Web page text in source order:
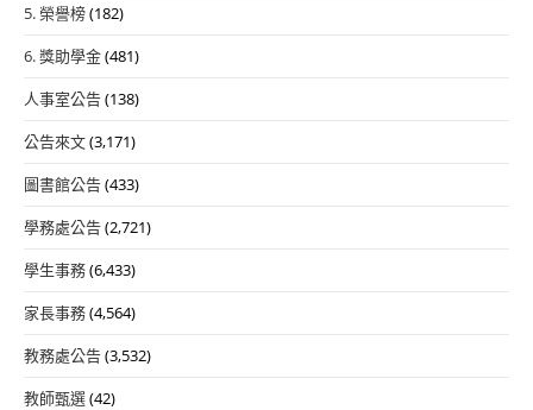
5. 榮譽榜(182)
6. 獎助學金(481)
人事室公告(138)
公告來文(3,171)
圖書館公告(433)
學務處公告(2,721)
學生事務(6,433)
家長事務(4,564)
教務處公告(3,532)
教師甄選(42)